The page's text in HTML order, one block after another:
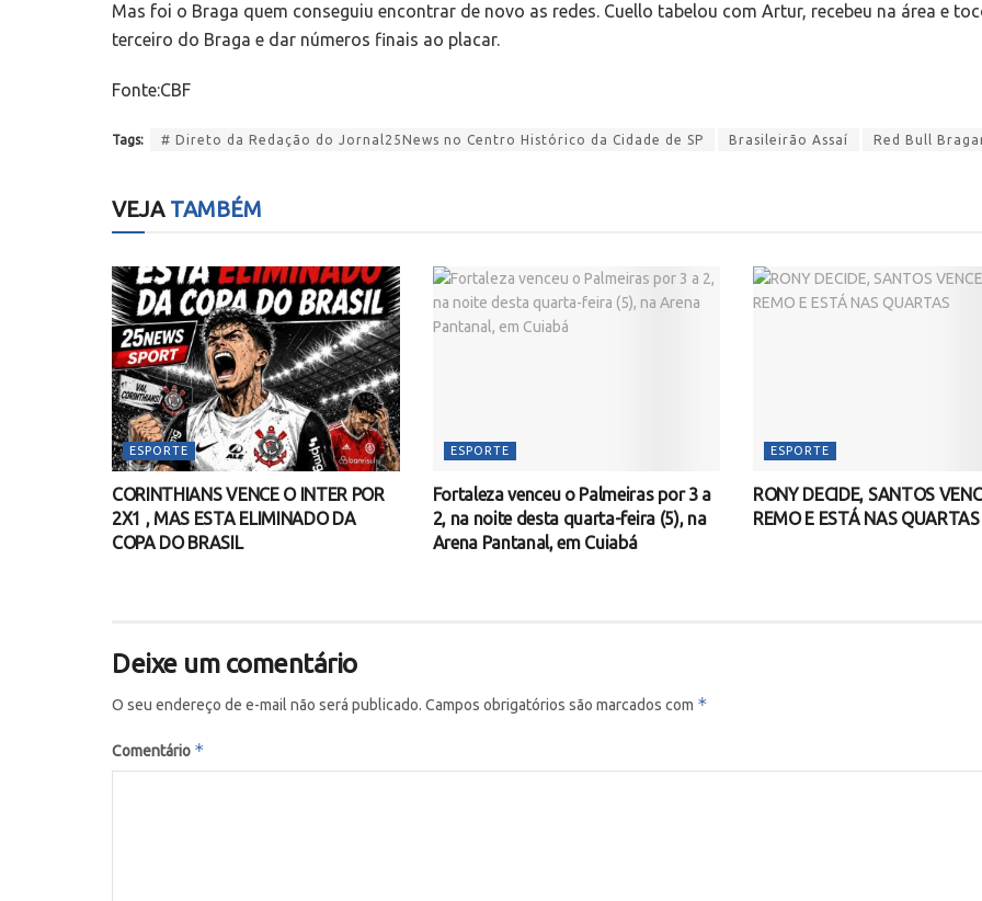
Mas foi o Braga quem conseguiu encontrar de novo as redes. Cuello tabelou com Artur, recebeu na área e
terceiro do Braga e dar números finais ao placar.
Fonte:CBF
Tags: # Direto da Redação do Jornal25News no Centro Histórico da Cidade de SP Brasileirão Assaí Red Bull
VEJATAMBÉM
ESPORTE
CORINTHIANS VENCE O INTER POR
2X1 , MAS ESTA ELIMINADO DA
COPA DO BRASIL
ESPORTE
Fortaleza venceu o Palmeiras por 3 a
2, na noite desta quarta-feira (5), na
Arena Pantanal, em Cuiabá
ESPORTE
RONY DECIDE, SANTOS
REMO E ESTÁ NAS QUARTAS
Deixe um comentário
O seu endereço de e-mail não será publicado. Campos obrigatórios são marcados com *
Comentário *